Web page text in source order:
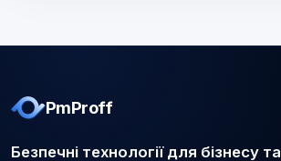
PmProff
Безпечні технології для бізнесу та